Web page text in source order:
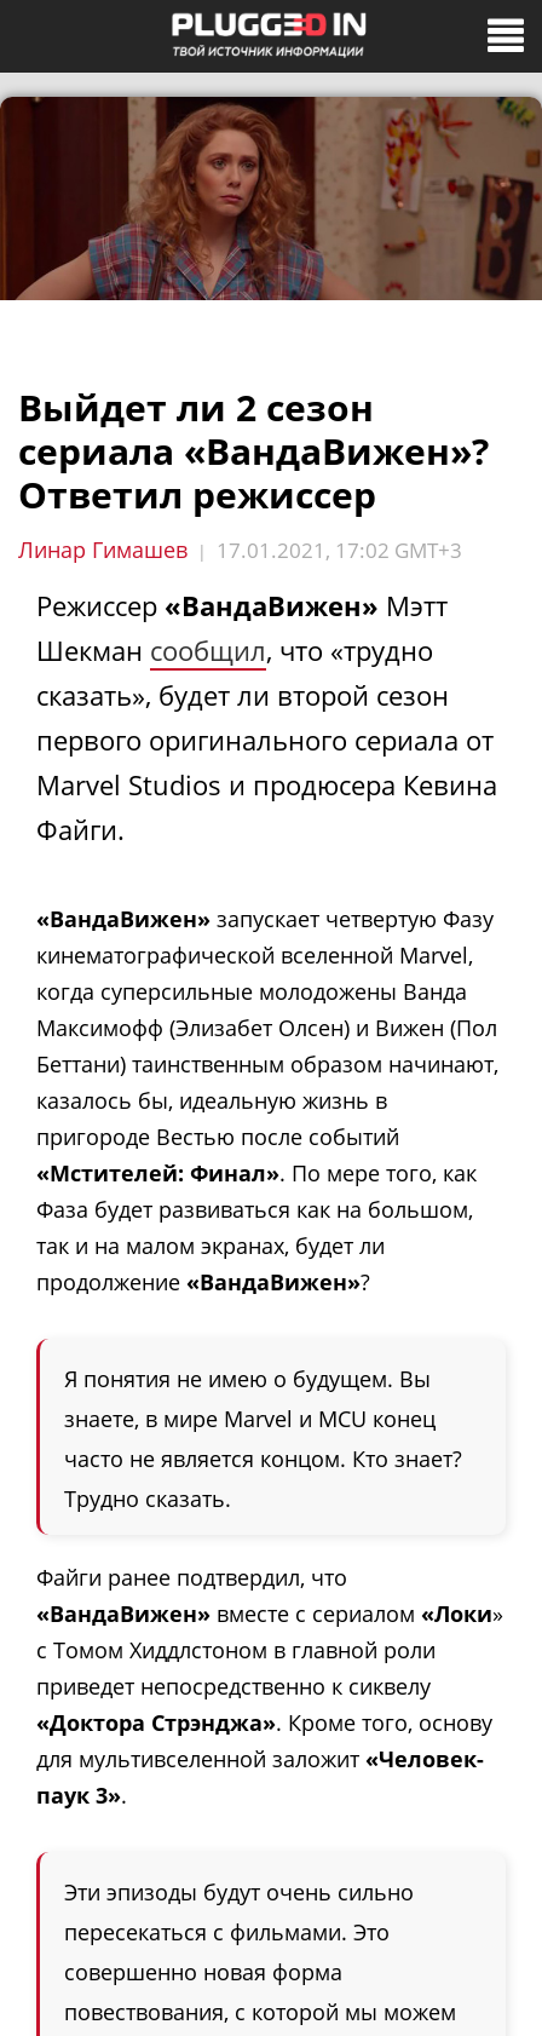
Выйдет ли 2 сезон
сериала «ВандаВижен»?
Ответил режиссер
Линар Гимашев | 17.01.2021, 17:02 GMT+3
Режиссер «ВандаВижен» Мэтт
Шекман сообщил, что «трудно
сказать», будет ли второй сезон
первого оригинального сериала от
Marvel Studios и продюсера Кевина
Файги.
«ВандаВижен» запускает четвертую Фазу
кинематографической вселенной Marvel,
когда суперсильные молодожены Ванда
Максимофф (Элизабет Олсен) и Вижен (Пол
Беттани) таинственным образом начинают,
казалось бы, идеальную жизнь в
пригороде Вестью после событий
«Мстителей: Финал». По мере того, как
Фаза будет развиваться как на большом,
так и на малом экранах, будет ли
продолжение «ВандаВижен»?
Я понятия не имею о будущем. Вы
знаете, в мире Marvel и MCU конец
часто не является концом. Кто знает?
Трудно сказать.
Файги ранее подтвердил, что
«ВандаВижен» вместе с сериалом «Локи»
с Томом Хиддлстоном в главной роли
приведет непосредственно к сиквелу
«Доктора Стрэнджа». Кроме того, основу
для мультивселенной заложит «Человек-
паук 3».
Эти эпизоды будут очень сильно
пересекаться с фильмами. Это
совершенно новая форма
повествования, с которой мы можем